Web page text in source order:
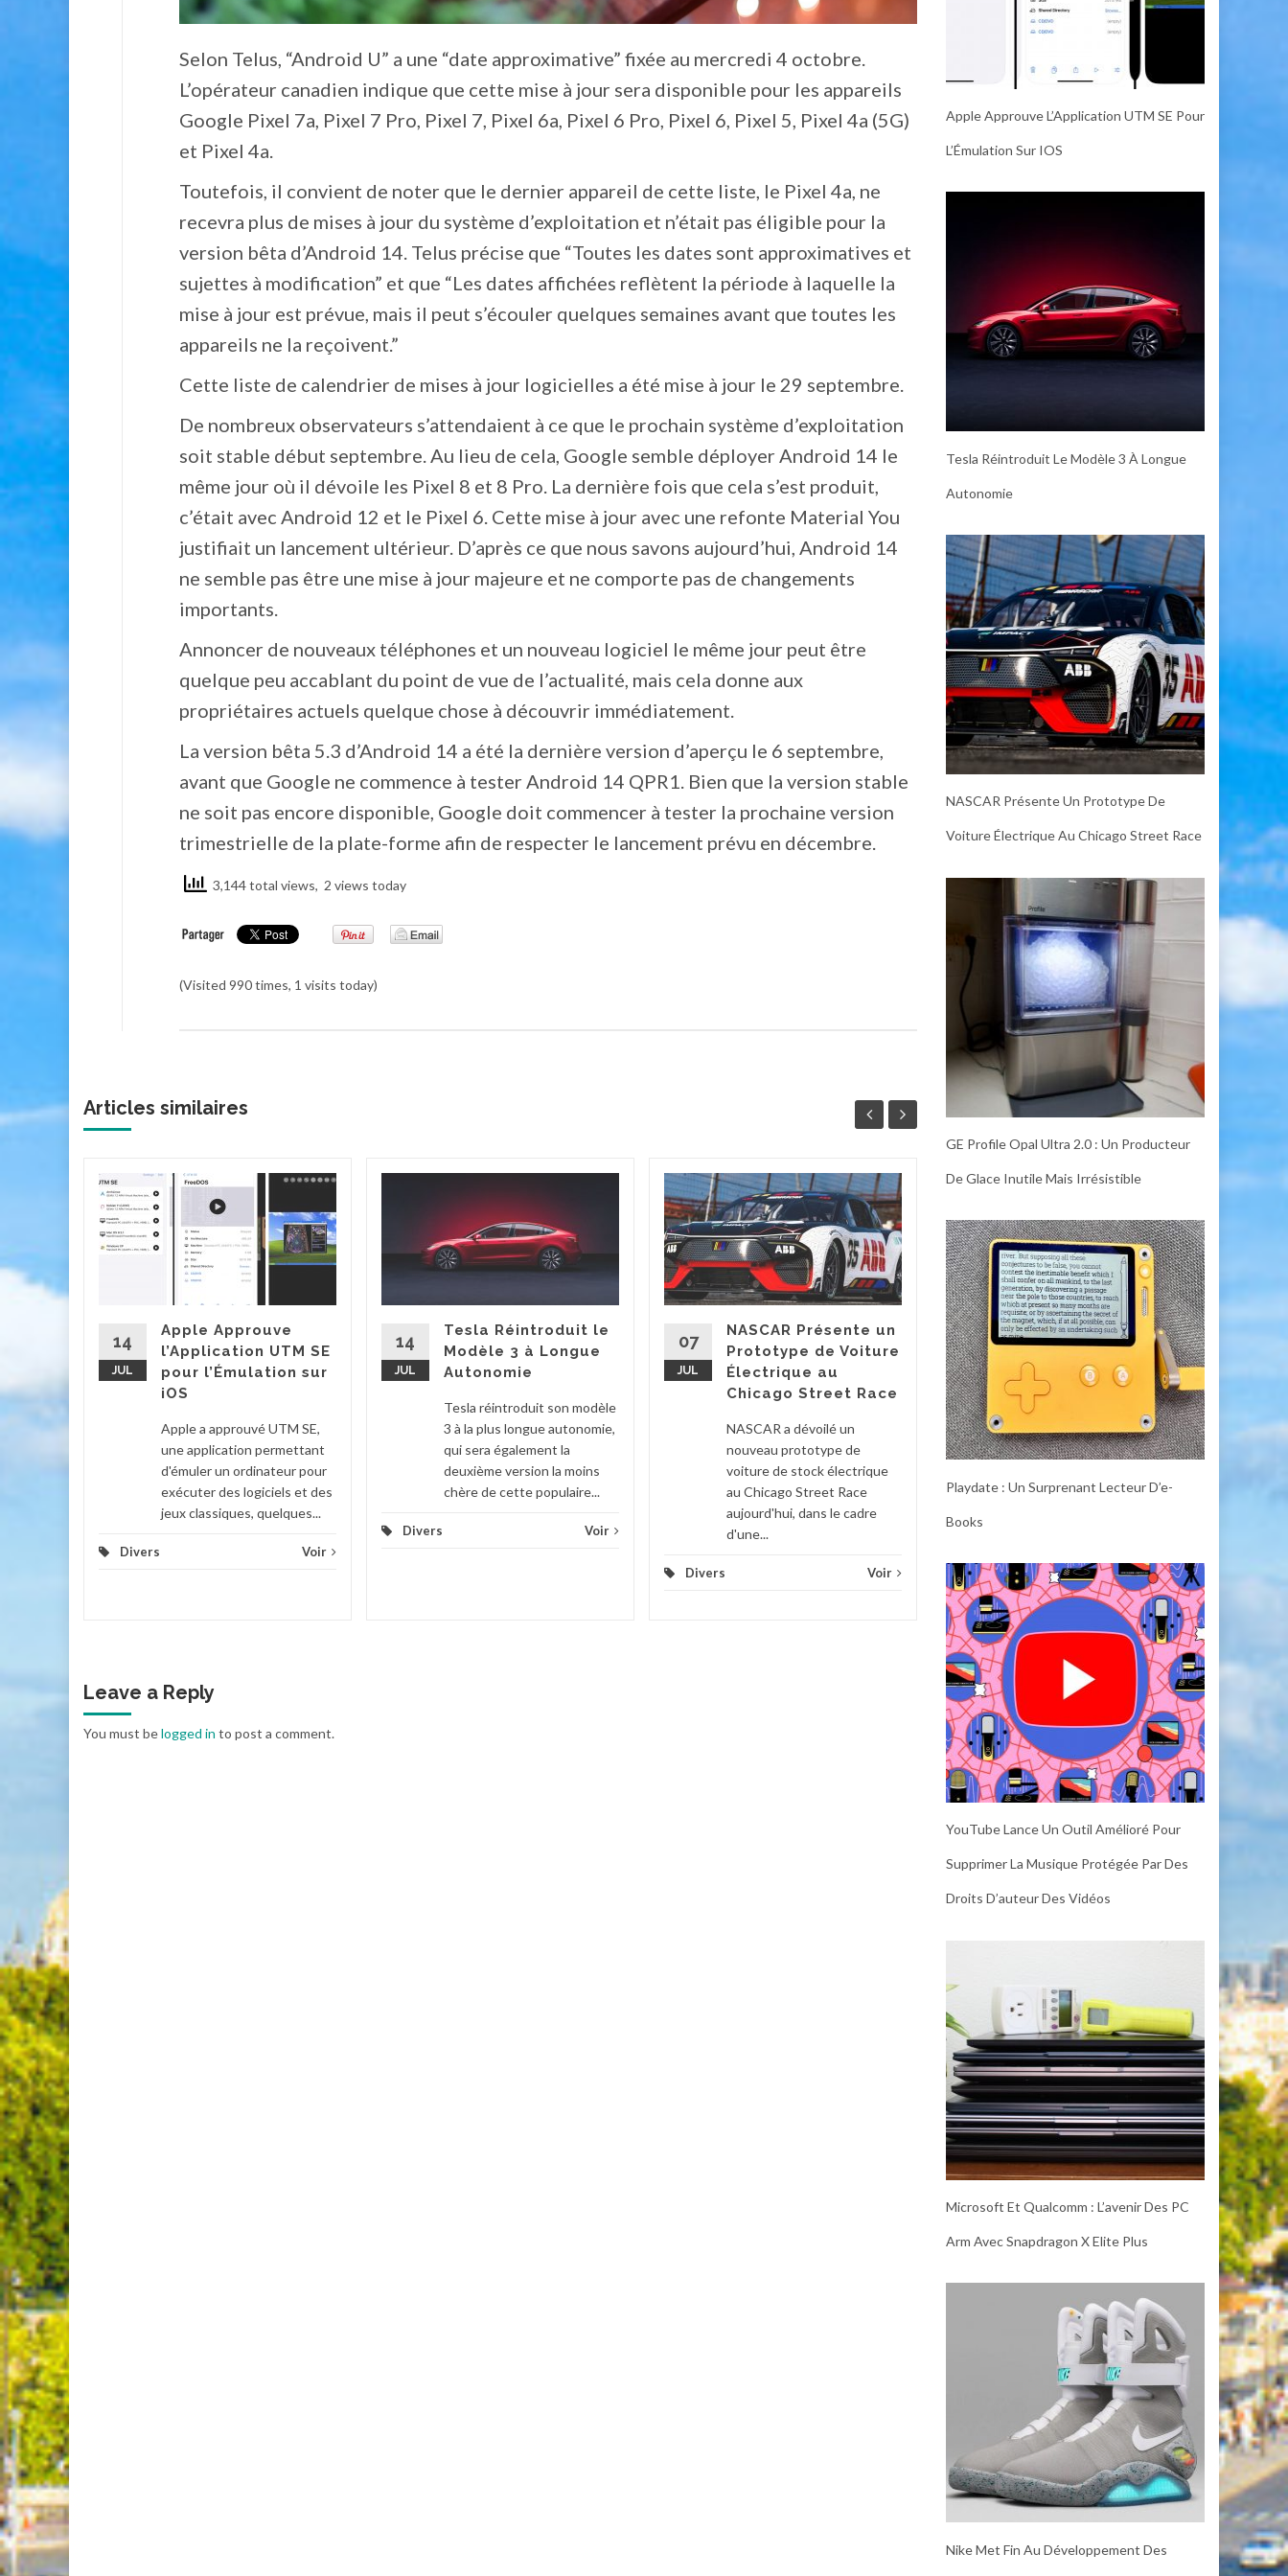
Selon Telus, “Android U” a une “date approximative” fixée au mercredi 4 octobre.
L’opérateur canadien indique que cette mise à jour sera disponible pour les appareils
Google Pixel 7a, Pixel 7 Pro, Pixel 7, Pixel 6a, Pixel 6 Pro, Pixel 6, Pixel 5, Pixel 4a (5G)
et Pixel 4a.
Toutefois, il convient de noter que le dernier appareil de cette liste, le Pixel 4a, ne
recevra plus de mises à jour du système d’exploitation et n’était pas éligible pour la
version bêta d’Android 14. Telus précise que “Toutes les dates sont approximatives et
sujettes à modification” et que “Les dates affichées reflètent la période à laquelle la
mise à jour est prévue, mais il peut s’écouler quelques semaines avant que toutes les
appareils ne la reçoivent.”
Cette liste de calendrier de mises à jour logicielles a été mise à jour le 29 septembre.
De nombreux observateurs s’attendaient à ce que le prochain système d’exploitation
soit stable début septembre. Au lieu de cela, Google semble déployer Android 14 le
même jour où il dévoile les Pixel 8 et 8 Pro. La dernière fois que cela s’est produit,
c’était avec Android 12 et le Pixel 6. Cette mise à jour avec une refonte Material You
justifiait un lancement ultérieur. D’après ce que nous savons aujourd’hui, Android 14
ne semble pas être une mise à jour majeure et ne comporte pas de changements
importants.
Annoncer de nouveaux téléphones et un nouveau logiciel le même jour peut être
quelque peu accablant du point de vue de l’actualité, mais cela donne aux
propriétaires actuels quelque chose à découvrir immédiatement.
La version bêta 5.3 d’Android 14 a été la dernière version d’aperçu le 6 septembre,
avant que Google ne commence à tester Android 14 QPR1. Bien que la version stable
ne soit pas encore disponible, Google doit commencer à tester la prochaine version
trimestrielle de la plate-forme afin de respecter le lancement prévu en décembre.
3,144 total views, 2 views today
(Visited 990 times, 1 visits today)
Articles similaires
14
JUL
Apple Approuve
l’Application UTM SE
pour l’Émulation sur
iOS
Apple a approuvé UTM SE,
une application permettant
d'émuler un ordinateur pour
exécuter des logiciels et des
jeux classiques, quelques...
Divers Voir
14
JUL
Tesla Réintroduit le
Modèle 3 à Longue
Autonomie
Tesla réintroduit son modèle
3 à la plus longue autonomie,
qui sera également la
deuxième version la moins
chère de cette populaire...
Divers Voir
07
JUL
NASCAR Présente un
Prototype de Voiture
Électrique au
Chicago Street Race
NASCAR a dévoilé un
nouveau prototype de
voiture de stock électrique
au Chicago Street Race
aujourd'hui, dans le cadre
d'une...
Divers Voir
JUL
2.0 : Un Producteur
de Glace Inutile
mais Irrésistible
Certains gadgets pour la
maison intelligente peuvent
être considérés comme
essentiels. Un thermostat
peut vous faire économiser
de...
Divers Voir
Leave a Reply
You must belogged in to post a comment.
Apple Approuve L’Application UTM SE Pour
L’Émulation Sur IOS
Tesla Réintroduit Le Modèle 3 À Longue
Autonomie
NASCAR Présente Un Prototype De
Voiture Électrique Au Chicago Street Race
GE Profile Opal Ultra 2.0 : Un Producteur
De Glace Inutile Mais Irrésistible
Playdate : Un Surprenant Lecteur D’e-
Books
YouTube Lance Un Outil Amélioré Pour
Supprimer La Musique Protégée Par Des
Droits D’auteur Des Vidéos
Microsoft Et Qualcomm : L’avenir Des PC
Arm Avec Snapdragon X Elite Plus
Nike Met Fin Au Développement Des